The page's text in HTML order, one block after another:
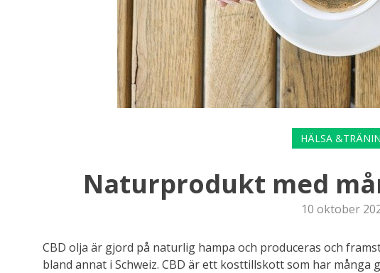
HÄLSA
Naturprodukt med
10 oktober
CBD olja är gjord på naturlig hampa och produceras och
bland annat i Schweiz. CBD är ett kosttillskott som har många